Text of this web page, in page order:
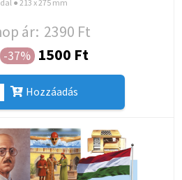
● 213 x 275 mm
ár: 2390 Ft
-37% 1500 Ft
Hozzáadás